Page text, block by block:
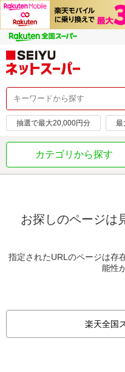
抽選で最大20,000円分 最
カテゴリから探す
お探しのページは
指定されたURLのページは存
能性
楽天全国